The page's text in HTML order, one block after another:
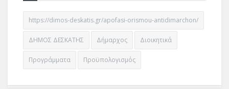
https://dimos-deskatis.gr/apofasi-orismou-antidimarchon/
ΔΗΜΟΣ ΔΕΣΚΑΤΗΣ Δήμαρχος Διοικητικά
Προγράμματα Προϋπολογισμός